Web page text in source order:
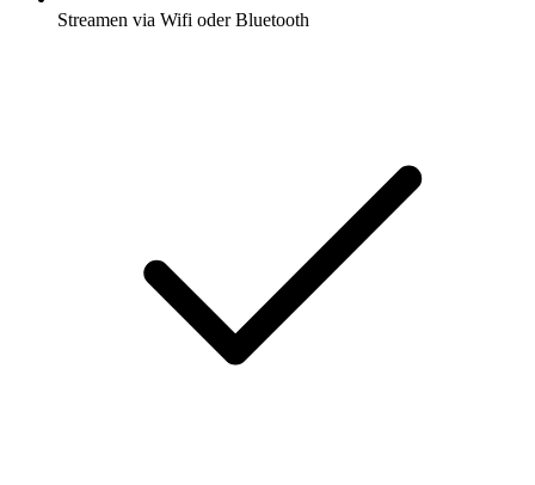
Streamen via Wifi oder Bluetooth